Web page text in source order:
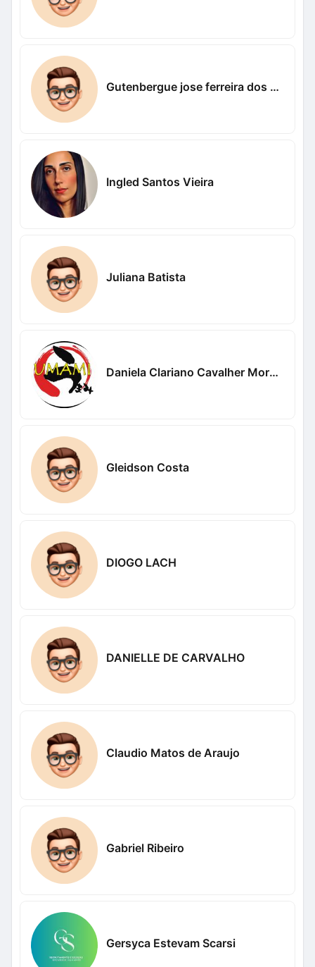
Gutenbergue jose ferreira dos santos Nogueira Nogueira
Ingled Santos Vieira
Juliana Batista
Daniela Clariano Cavalher Moreira
Gleidson Costa
DIOGO LACH
DANIELLE DE CARVALHO
Claudio Matos de Araujo
Gabriel Ribeiro
Gersyca Estevam Scarsi